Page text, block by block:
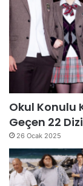
Okul Konulu
Geçen 22 Dizi
26 Ocak 2025